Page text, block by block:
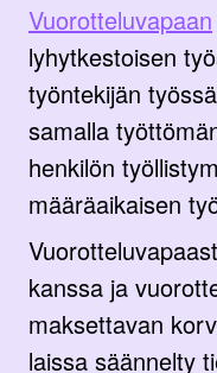
Vuorotteluvapaan
lyhytkestoisen
työntekijän
samalla
henkilön
määräaikaisen
kanssa ja
maksettavan
laissa säännelty